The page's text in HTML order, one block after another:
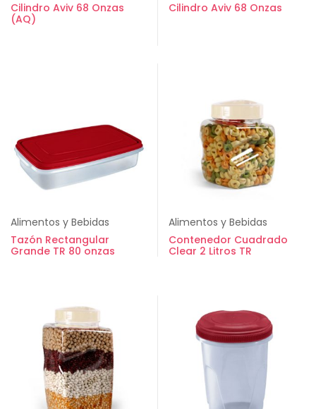
Cilindro Aviv 68 Onzas
(AQ)
Cilindro Aviv 68 Onzas
Alimentos y Bebidas
Tazón Rectangular
Grande TR 80 onzas
Alimentos y Bebidas
Contenedor Cuadrado
Clear 2 Litros TR